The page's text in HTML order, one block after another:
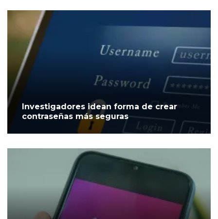
Investigadores idean forma de crear
contraseñas más seguras